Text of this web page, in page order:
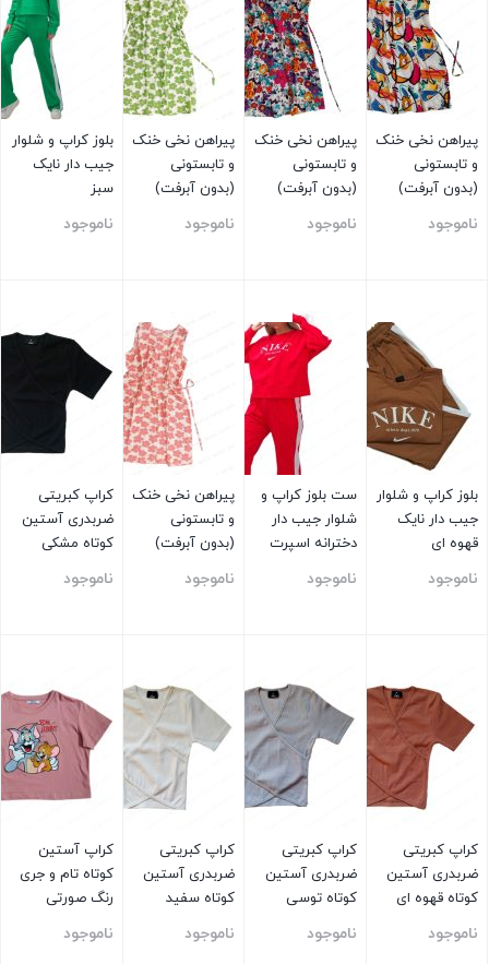
پیراهن نخی خنک
و تابستونی
(بدون آبرفت)
ناموجود
پیراهن نخی خنک
و تابستونی
(بدون آبرفت)
ناموجود
پیراهن نخی خنک
و تابستونی
(بدون آبرفت)
ناموجود
بلوز کراپ و شلوار
جیب دار نایک
سبز
ناموجود
بلوز کراپ و شلوار
جیب دار نایک
قهوه ای
ناموجود
ست بلوز کراپ و
شلوار جیب دار
دخترانه اسپرت
ناموجود
پیراهن نخی خنک
و تابستونی
(بدون آبرفت)
ناموجود
کراپ کبریتی
ضربدری آستین
کوتاه مشکی
ناموجود
کراپ کبریتی
ضربدری آستین
کوتاه قهوه ای
ناموجود
کراپ کبریتی
ضربدری آستین
کوتاه توسی
ناموجود
کراپ کبریتی
ضربدری آستین
کوتاه سفید
ناموجود
کراپ آستین
کوتاه تام و جری
رنگ صورتی
ناموجود